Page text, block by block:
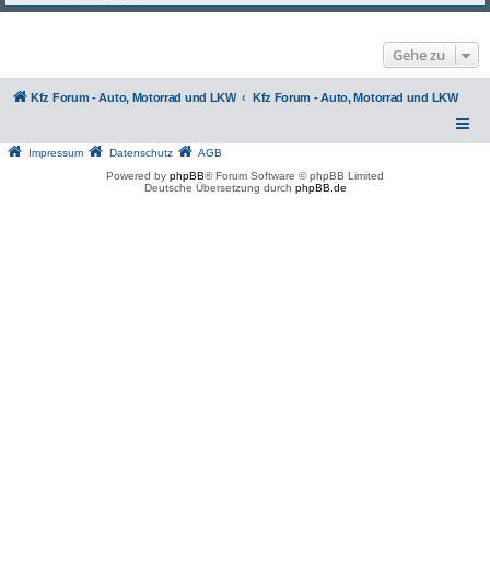
Gehe zu
Kfz Forum - Auto, Motorrad und LKW Kfz Forum - Auto, Motorrad und LKW
Impressum Datenschutz
AGB
Powered by phpBB® Forum Software © phpBB Limited
Deutsche Übersetzung durch phpBB.de